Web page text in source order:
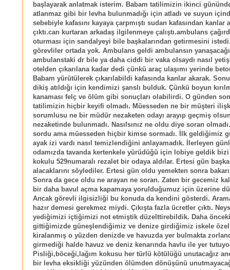
başlayarak anlatmak isterim. Babam tatilimizin ikinci
atlanmaz gibi bir levha bulunmadığı için atladı ve suyun
sebebiyle kafasını kayaya çarpmıştı sudan kafasından kanlar
çıktı.can kurtaran arkadaş ilgilenmeye çalıştı.ambulans
oturması için sandalyeyi bile başkalarından getirmesini
görevliler ortada yok. Ambulans geldi ambulansın
ambulanstaki dr bile ya daha ciddi bir vaka olsaydı nasıl
otelden çıkarılana kadar dedi çünkü araç ulaşımı yerinde
Babam yürütülerek çıkarılabildi kafasında kanlar akarak.
dikiş atıldığı için kendimizi şanslı bulduk. Çünkü boyun
kanaması felç ve ölüm gibi sonuçları olabilirdi. O günden
tatilimizin hiçbir keyifi olmadı. Müesseden ne bir müşteri
sorumlusu ne bir müdür nezaketen odayı arayıp geçmiş
nezaketinde bulunmadı. Nasılsınız ne oldu diye soran
sordu ama müesseden hiçbir kimse sormadı. İlk geldiğimiz
ayak izi vardı nasıl temizlendiğini anlayamadık. İlerleyen
odamızda tavanda kertenkele yürüdüğü için lobiye geldik bizi
kokulu 529numaralı rezalet bir odaya aldılar. Ertesi gün
alacaklarını söylediler. Ertesi gün oldu yemekten sonra
Sonra da gece oldu ne arayan ne soran. Zaten bir gecemiz
bir daha bavul açma kapamaya yorulduğumuz için üzerine
Ancak görevli ilgisizliği bu konuda da kendini gösterdi.
hazır demesi gerekmez miydi. Çıkışta fazla ücretler çıktı.
yediğimizi içtiğimizi not etmiştik düzelttirebildik. Daha
gittiğimizde güneşlendiğimiz ve denize girdiğimiz iskele
kiralanmış o yüzden denizde ve havuzda yer bulmakta
girmediği halde havuz ve deniz kenarında havlu ile yer
Pisliği,böceği,lağım kokusu her türlü kötülüğü unutacağız
bir levha eksikliği yüzünden ölümden dönüşünü